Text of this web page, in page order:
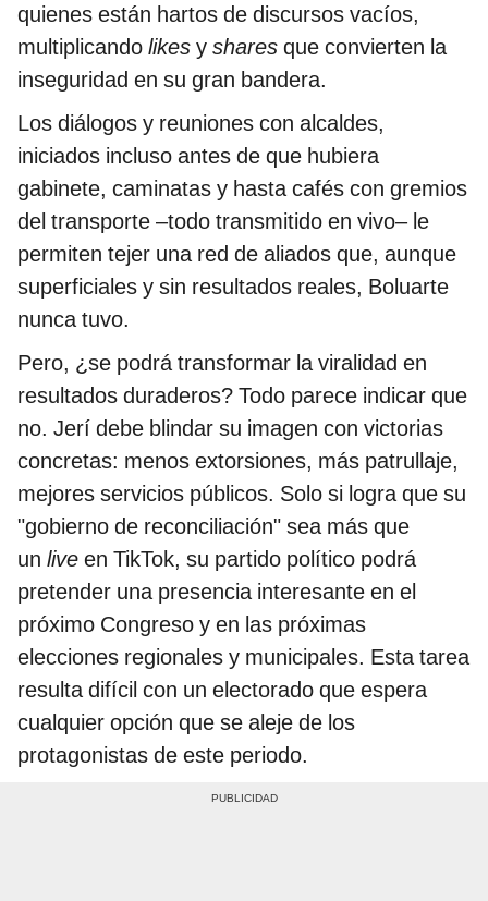
quienes están hartos de discursos vacíos,
multiplicando likes y shares que convierten la
inseguridad en su gran bandera.
Los diálogos y reuniones con alcaldes,
iniciados incluso antes de que hubiera
gabinete, caminatas y hasta cafés con gremios
del transporte –todo transmitido en vivo– le
permiten tejer una red de aliados que, aunque
superficiales y sin resultados reales, Boluarte
nunca tuvo.
Pero, ¿se podrá transformar la viralidad en
resultados duraderos? Todo parece indicar que
no. Jerí debe blindar su imagen con victorias
concretas: menos extorsiones, más patrullaje,
mejores servicios públicos. Solo si logra que su
"gobierno de reconciliación" sea más que
un live en TikTok, su partido político podrá
pretender una presencia interesante en el
próximo Congreso y en las próximas
elecciones regionales y municipales. Esta tarea
resulta difícil con un electorado que espera
cualquier opción que se aleje de los
protagonistas de este periodo.